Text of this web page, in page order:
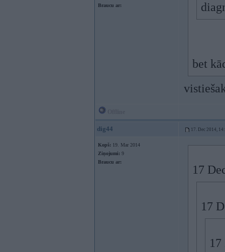
Braucu ar:
bet
dig44 17. Dec 2014,
Kopš: 19. Mar 2014
Ziņojumi: 9
Braucu ar:
17
17